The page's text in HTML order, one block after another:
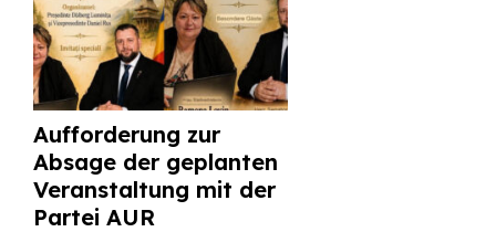
Aufforderung zur
Absage der geplanten
Veranstaltung mit der
Partei AUR